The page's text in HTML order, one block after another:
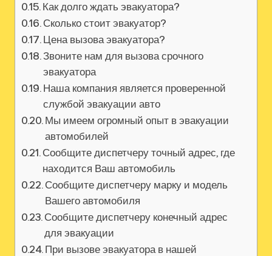
Как долго ждать эвакуатора?
Сколько стоит эвакуатор?
Цена вызова эвакуатора?
Звоните нам для вызова срочного
эвакуатора
Наша компания является проверенной
службой эвакуации авто
Мы имеем огромный опыт в эвакуации
автомобилей
Сообщите диспетчеру точный адрес, где
находится Ваш автомобиль
Сообщите диспетчеру марку и модель
Вашего автомобиля
Сообщите диспетчеру конечный адрес
для эвакуации
При вызове эвакуатора в нашей